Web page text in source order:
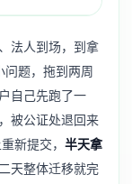
法人到场，到拿
问题，拖到两周
自己先跑了一
被公证处退回来
新提交， 半天拿
天整体迁移就完